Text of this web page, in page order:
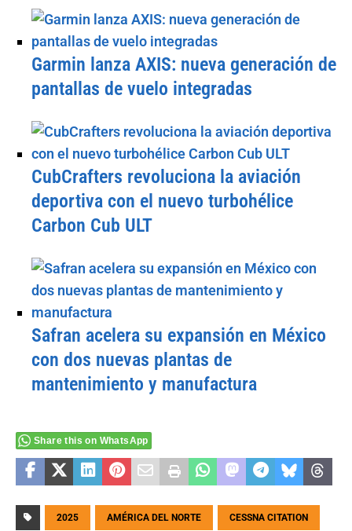
Garmin lanza AXIS: nueva generación de
pantallas de vuelo integradas
CubCrafters revoluciona la aviación
deportiva con el nuevo turbohélice
Carbon Cub ULT
Safran acelera su expansión en México
con dos nuevas plantas de
mantenimiento y manufactura
Share this on WhatsApp
2025 AMÉRICA DEL NORTE CESSNA CITATION